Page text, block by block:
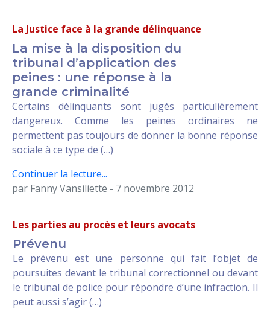
La Justice face à la grande délinquance
La mise à la disposition du
tribunal d’application des
peines : une réponse à la
grande criminalité
Certains délinquants sont jugés particulièrement
dangereux. Comme les peines ordinaires ne
permettent pas toujours de donner la bonne réponse
sociale à ce type de (…)
Continuer la lecture...
par Fanny Vansiliette - 7 novembre 2012
Les parties au procès et leurs avocats
Prévenu
Le prévenu est une personne qui fait l’objet de
poursuites devant le tribunal correctionnel ou devant
le tribunal de police pour répondre d’une infraction. Il
peut aussi s’agir (…)